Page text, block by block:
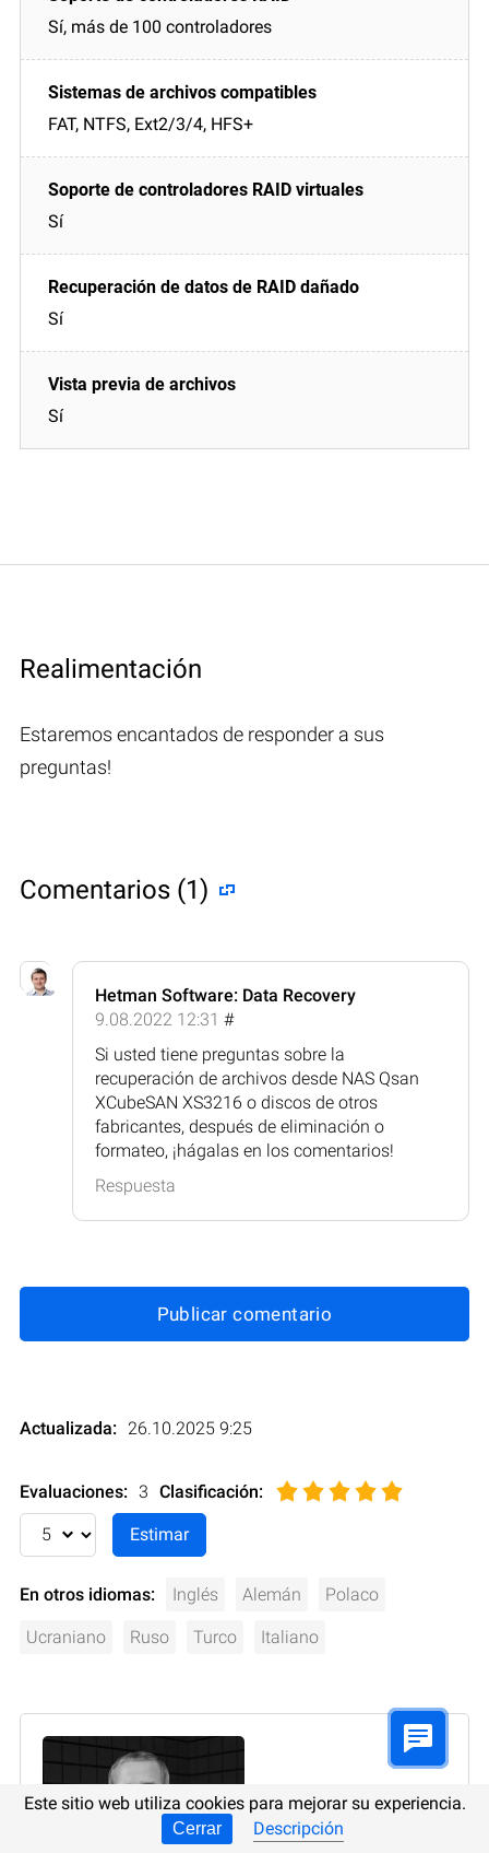
Sí, más de 100 controladores
FAT, NTFS, Ext2/3/4, HFS+
Sí
Sí
Sí
Realimentación
Estaremos encantados de responder a sus
preguntas!
Comentarios (1)
Hetman Software: Data Recovery
9.08.2022 12:31 #
Si usted tiene preguntas sobre la
recuperación de archivos desde NAS Qsan
XCubeSAN XS3216 o discos de otros
fabricantes, después de eliminación o
formateo, ¡hágalas en los comentarios!
Respuesta
Publicar comentario
Actualizada: 26.10.2025 9:25
Evaluaciones: 3 Clasificación:
En otros idiomas: Inglés Alemán Polaco
Ucraniano Ruso Turco Italiano
Este sitio web utiliza cookies para mejorar su experiencia.
Cerrar Descripción